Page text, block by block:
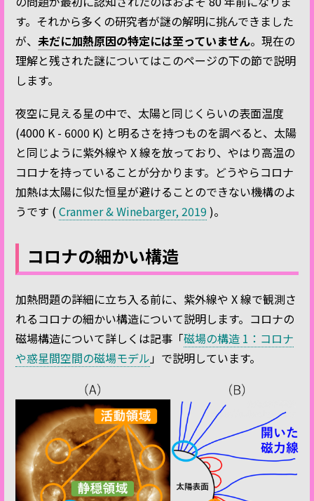
す。それから多くの研究者が謎の解明に挑んできました
が、 未だに加熱原因の特定には至っていません。現在の
理解と残された謎についてはこのページの下の節で説明
します。
夜空に見える星の中で、太陽と同じくらいの表面温度
(4000 K - 6000 K) と明るさを持つものを調べると、太陽
と同じように紫外線や X 線を放っており、やはり高温の
コロナを持っていることが分かります。どうやらコロナ
加熱は太陽に似た恒星が避けることのできない機構のよ
うです ( Cranmer & Winebarger, 2019 )。
コロナの細かい構造
加熱問題の詳細に立ち入る前に、紫外線や X 線で観測さ
れるコロナの細かい構造について説明します。コロナの
磁場構造について詳しくは記事「磁場の構造 1：コロナ
や惑星間空間の磁場モデル 」で説明しています。